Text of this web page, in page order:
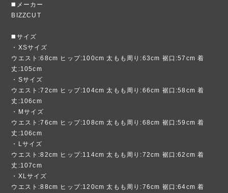
◼️メーカー
BIZZCUT
◼️サイズ
・XSサイズ
ウエスト:68cm ヒップ:100cm 太もも周り:63cm 裾口:57cm 着
丈:105cm
・Sサイズ
ウエスト:72cm ヒップ:104cm 太もも周り:66cm 裾口:58cm 着
丈:106cm
・Mサイズ
ウエスト:76cm ヒップ:108cm 太もも周り:68cm 裾口:59cm 着
丈:106cm
・Lサイズ
ウエスト:82cm ヒップ:114cm 太もも周り:72cm 裾口:62cm 着
丈:107cm
・XLサイズ
ウエスト:88cm ヒップ:120cm 太もも周り:76cm 裾口:64cm 着